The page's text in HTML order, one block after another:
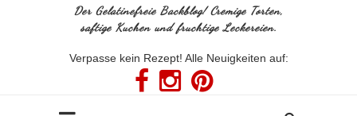
Der Gelatinefreie Backblog! Cremige Torten,
saftige Kuchen und fruchtige Leckereien.
Verpasse kein Rezept! Alle Neuigkeiten auf: